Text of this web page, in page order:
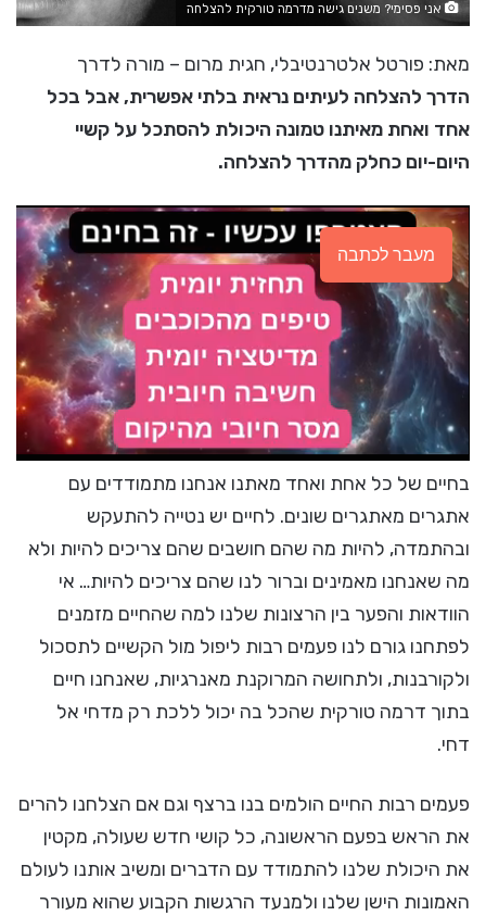
אני פסימי? משנים גישה מדרמה טורקית להצלחה
מאת: פורטל אלטרנטיבלי, חגית מרום – מורה לדרך
הדרך להצלחה לעיתים נראית בלתי אפשרית, אבל בכל
אחד ואחת מאיתנו טמונה היכולת להסתכל על קשיי
היום-יום כחלק מהדרך להצלחה.
מעבר לכתבה
בחיים של כל אחת ואחד מאתנו אנחנו מתמודדים עם
אתגרים מאתגרים שונים. לחיים יש נטייה להתעקש
ובהתמדה, להיות מה שהם חושבים שהם צריכים להיות ולא
מה שאנחנו מאמינים וברור לנו שהם צריכים להיות… אי
הוודאות והפער בין הרצונות שלנו למה שהחיים מזמנים
לפתחנו גורם לנו פעמים רבות ליפול מול הקשיים לתסכול
ולקורבנות, ולתחושה המרוקנת מאנרגיות, שאנחנו חיים
בתוך דרמה טורקית שהכל בה יכול ללכת רק מדחי אל
דחי.
פעמים רבות החיים הולמים בנו ברצף וגם אם הצלחנו להרים
את הראש בפעם הראשונה, כל קושי חדש שעולה, מקטין
את היכולת שלנו להתמודד עם הדברים ומשיב אותנו לעולם
האמונות הישן שלנו ולמנעד הרגשות הקבוע שהוא מעורר